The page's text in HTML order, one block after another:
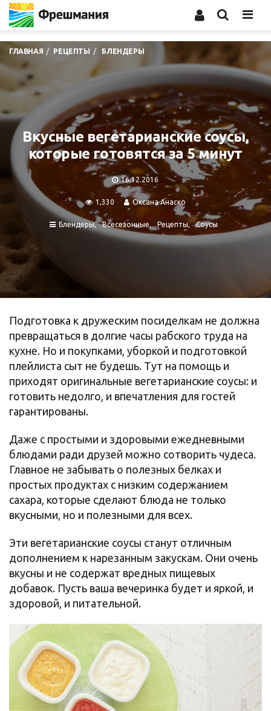
ГЛАВНАЯ РЕЦЕПТЫ БЛЕНДЕРЫ
Вкусные вегетарианские соусы,
которые готовятся за 5 минут
16.12.2016
1,330 Оксана Анаско
Блендеры Всесезонные Рецепты Соусы
Подготовка к дружеским посиделкам не должна
превращаться в долгие часы рабского труда на
кухне. Но и покупками, уборкой и подготовкой
плейлиста сыт не будешь. Тут на помощь и
приходят оригинальные вегетарианские соусы: и
готовить недолго, и впечатления для гостей
гарантированы.
Даже с простыми и здоровыми ежедневными
блюдами ради друзей можно сотворить чудеса.
Главное не забывать о полезных белках и
простых продуктах с низким содержанием
сахара, которые сделают блюда не только
вкусными, но и полезными для всех.
Эти вегетарианские соусы станут отличным
дополнением к нарезанным закускам. Они очень
вкусны и не содержат вредных пищевых
добавок. Пусть ваша вечеринка будет и яркой, и
здоровой, и питательной.